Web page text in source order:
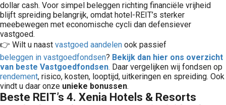
dollar cash. Voor simpel beleggen richting financiële vrijheid
blijft spreiding belangrijk, omdat hotel-REIT’s sterker
meebewegen met economische cycli dan defensiever
vastgoed.
👉 Wilt u naast vastgoed aandelen ook passief
beleggen in vastgoedfondsen? Bekijk dan hier ons overzicht
van beste Vastgoedfondsen. Daar vergelijken wij fondsen op
rendement, risico, kosten, looptijd, uitkeringen en spreiding. Ook
vindt u daar onze unieke bonussen.
Beste REIT’s 4. Xenia Hotels & Resorts